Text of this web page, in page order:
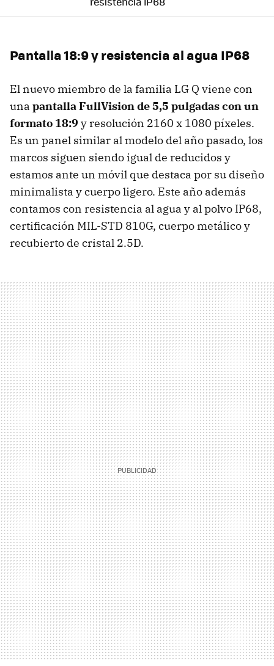
Pantalla 18:9 y resistencia al agua IP68
El nuevo miembro de la familia LG Q viene con
una pantalla FullVision de 5,5 pulgadas con un
formato 18:9 y resolución 2160 x 1080 píxeles.
Es un panel similar al modelo del año pasado, los
marcos siguen siendo igual de reducidos y
estamos ante un móvil que destaca por su diseño
minimalista y cuerpo ligero. Este año además
contamos con resistencia al agua y al polvo IP68,
certificación MIL-STD 810G, cuerpo metálico y
recubierto de cristal 2.5D.